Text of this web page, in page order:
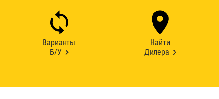
Варианты
Б/У
Найти
Дилера